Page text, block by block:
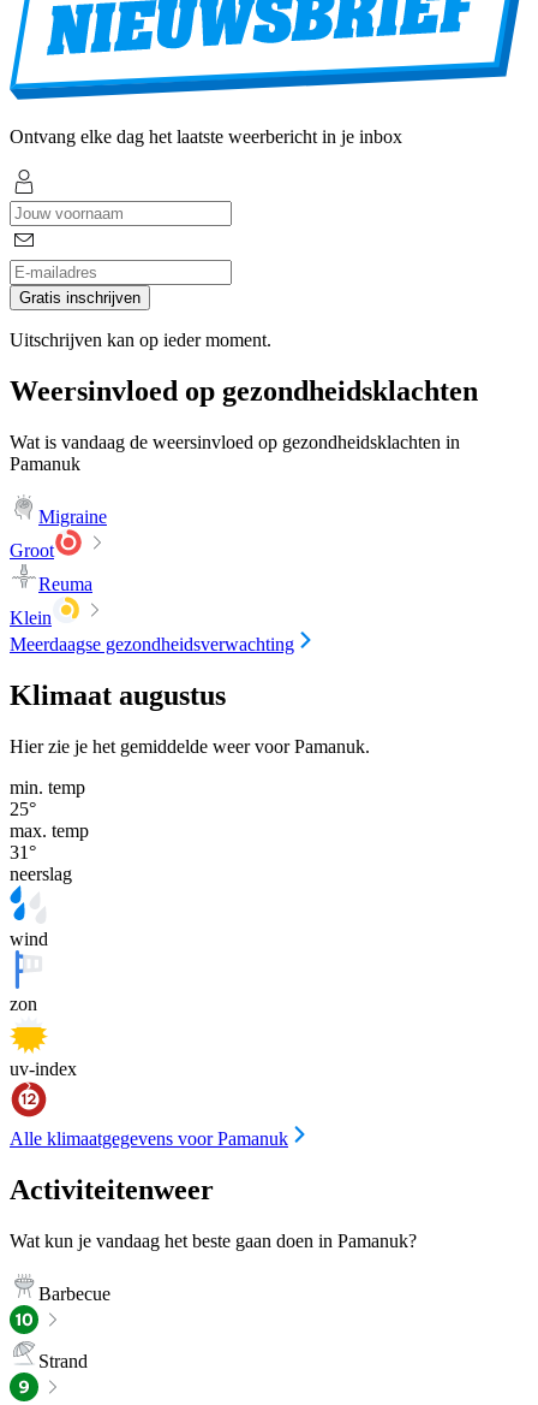
Ontvang elke dag het laatste weerbericht in je inbox
Gratis inschrijven
Uitschrijven kan op ieder moment.
Weersinvloed op gezondheidsklachten
Wat is vandaag de weersinvloed op gezondheidsklachten in
Pamanuk
Migraine
Groot
Reuma
Klein
Meerdaagse gezondheidsverwachting
Klimaat augustus
Hier zie je het gemiddelde weer voor Pamanuk.
min. temp
25°
max. temp
31°
neerslag
wind
zon
uv-index
Alle klimaatgegevens voor Pamanuk
Activiteitenweer
Wat kun je vandaag het beste gaan doen in Pamanuk?
Barbecue
Strand